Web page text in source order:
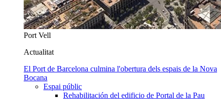
Port Vell
Actualitat
El Port de Barcelona culmina l'obertura dels espais de la Nova
Bocana
Espai públic
Rehabilitación del edificio de Portal de la Pau